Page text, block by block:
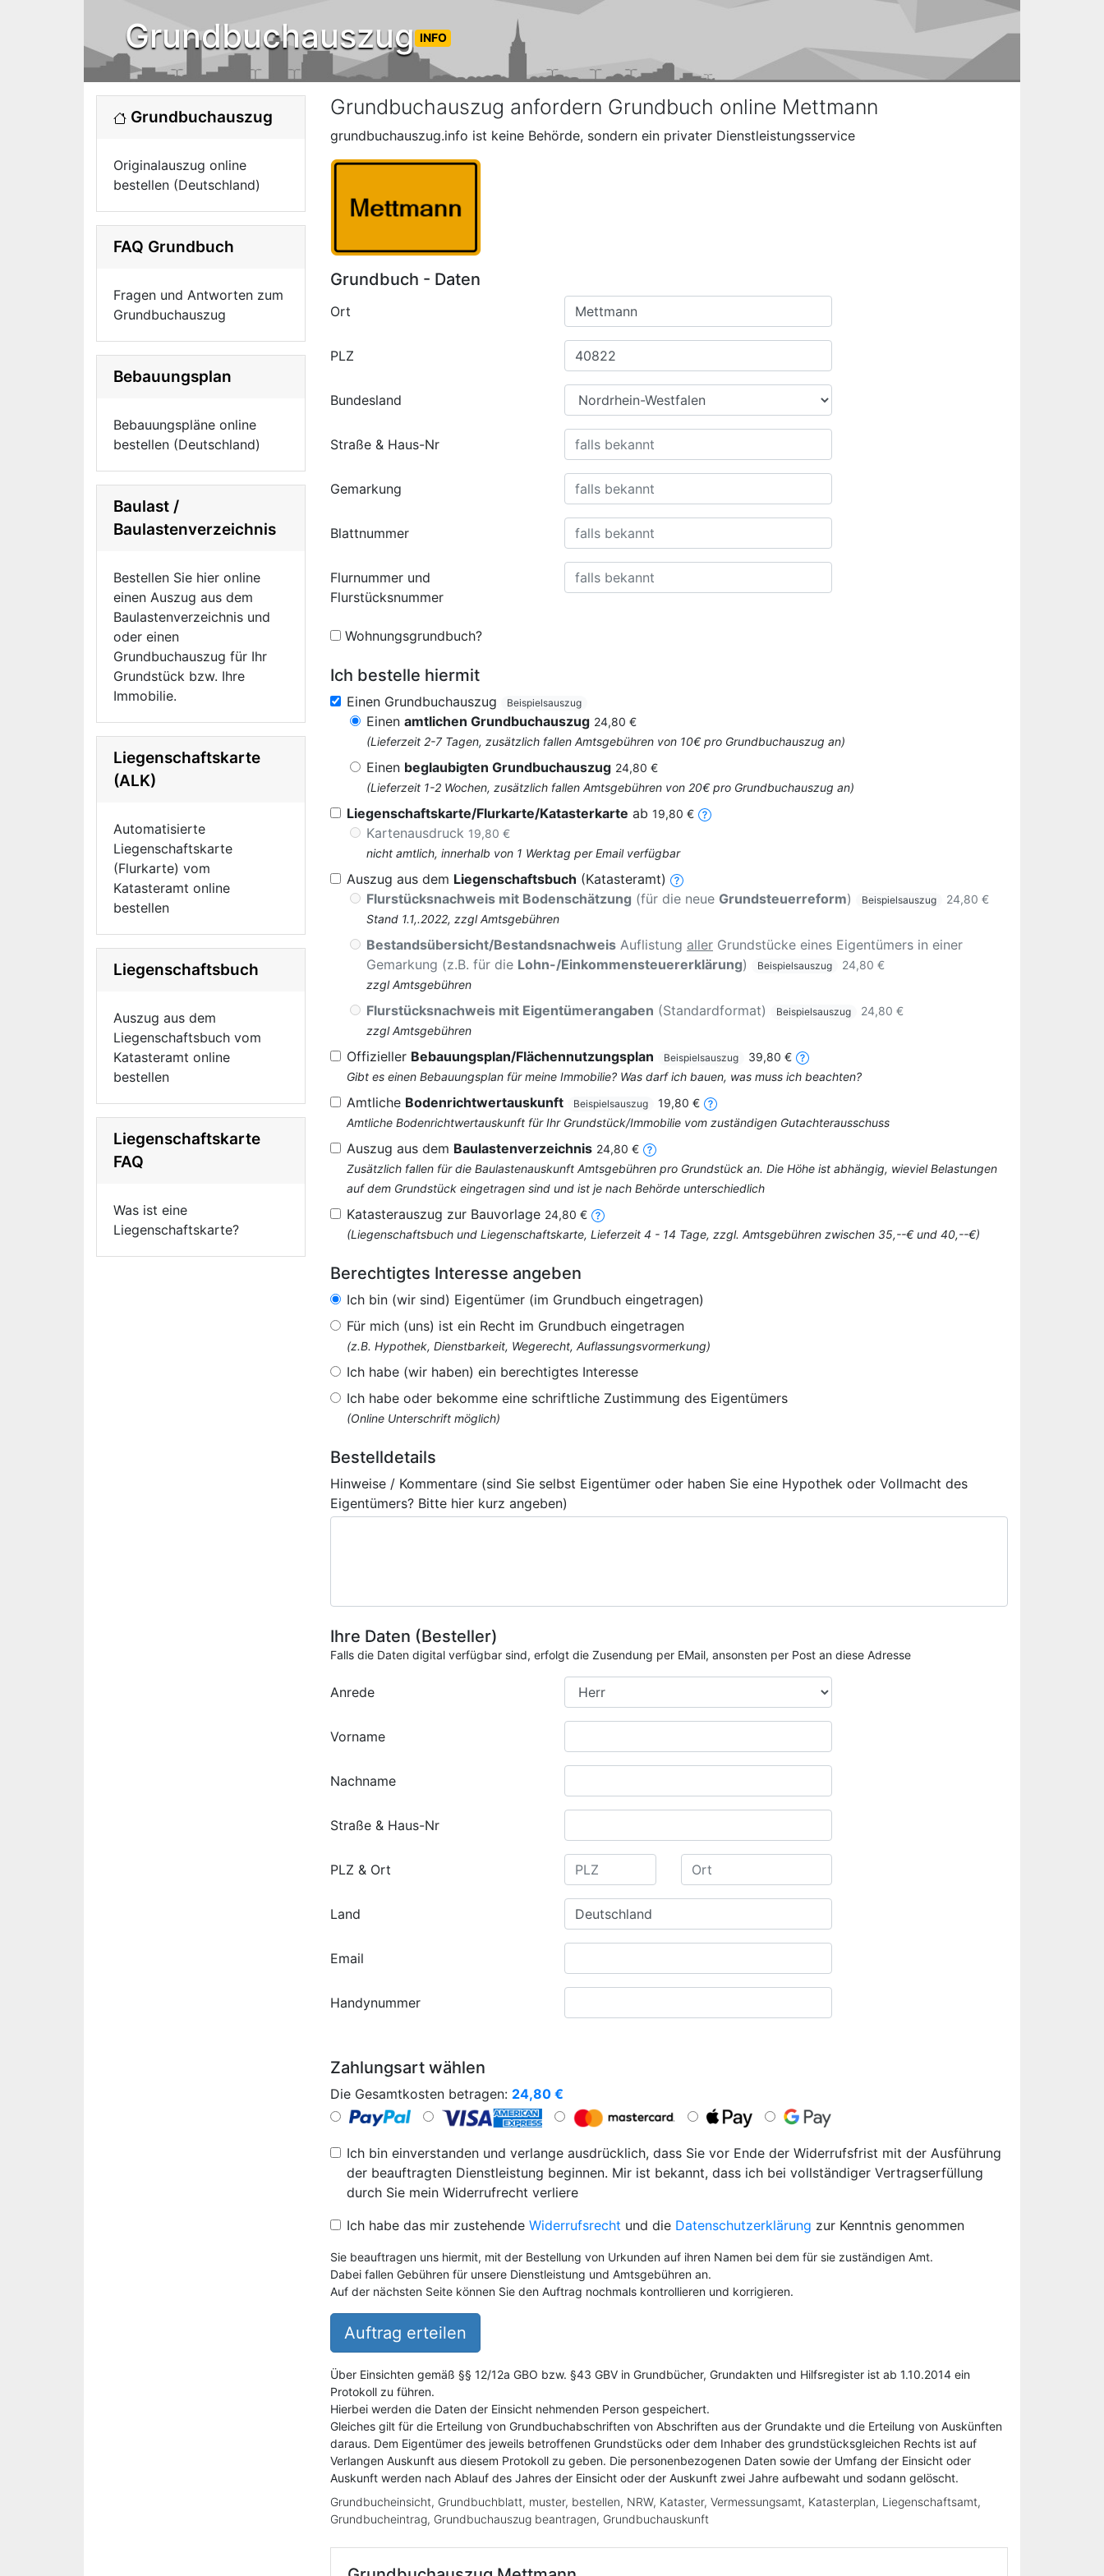
Grundbuchauszug INFO
Grundbuchauszug
Originalauszug online
bestellen (Deutschland)
FAQ Grundbuch
Fragen und Antworten zum
Grundbuchauszug
Bebauungsplan
Bebauungspläne online
bestellen (Deutschland)
Baulast /
Baulastenverzeichnis
Bestellen Sie hier online
einen Auszug aus dem
Baulastenverzeichnis und
oder einen
Grundbuchauszug für Ihr
Grundstück bzw. Ihre
Immobilie.
Liegenschaftskarte
(ALK)
Automatisierte
Liegenschaftskarte
(Flurkarte) vom
Katasteramt online
bestellen
Liegenschaftsbuch
Auszug aus dem
Liegenschaftsbuch vom
Katasteramt online
bestellen
Liegenschaftskarte
FAQ
Was ist eine
Liegenschaftskarte?
Grundbuchauszug anfordern Grundbuch online Mettmann
grundbuchauszug.info ist keine Behörde, sondern ein privater Dienstleistungsservice
Grundbuch - Daten
Ort
PLZ
Bundesland
Straße & Haus-Nr
Gemarkung
Blattnummer
Flurnummer und
Flurstücksnummer
Wohnungsgrundbuch?
Ich bestelle hiermit
Einen Grundbuchauszug Beispielsauszug
Einen amtlichen Grundbuchauszug 24,80 €
(Lieferzeit 2-7 Tagen, zusätzlich fallen Amtsgebühren von 10€ pro Grundbuchauszug an)
Einen beglaubigten Grundbuchauszug 24,80 €
(Lieferzeit 1-2 Wochen, zusätzlich fallen Amtsgebühren von 20€ pro Grundbuchauszug an)
Liegenschaftskarte/Flurkarte/Katasterkarte ab 19,80 €
Kartenausdruck 19,80 €
nicht amtlich, innerhalb von 1 Werktag per Email verfügbar
Auszug aus dem Liegenschaftsbuch (Katasteramt)
Flurstücksnachweis mit Bodenschätzung (für die neue Grundsteuerreform) Beispielsauszug
24,80 €
Stand 1.1,.2022, zzgl Amtsgebühren
Bestandsübersicht/Bestandsnachweis Auflistung aller Grundstücke eines Eigentümers in einer
Gemarkung (z.B. für die Lohn-/Einkommensteuererklärung) Beispielsauszug
24,80 €
zzgl Amtsgebühren
Flurstücksnachweis mit Eigentümerangaben (Standardformat) Beispielsauszug
24,80 €
zzgl Amtsgebühren
Offizieller Bebauungsplan/Flächennutzungsplan Beispielsauszug
39,80 €
Gibt es einen Bebauungsplan für meine Immobilie? Was darf ich bauen, was muss ich beachten?
Amtliche Bodenrichtwertauskunft Beispielsauszug
19,80 €
Amtliche Bodenrichtwertauskunft für Ihr Grundstück/Immobilie vom zuständigen Gutachterausschuss
Auszug aus dem Baulastenverzeichnis 24,80 €
Zusätzlich fallen für die Baulastenauskunft Amtsgebühren pro Grundstück an. Die Höhe ist abhängig, wieviel Belastungen
auf dem Grundstück eingetragen sind und ist je nach Behörde unterschiedlich
Katasterauszug zur Bauvorlage 24,80 €
(Liegenschaftsbuch und Liegenschaftskarte, Lieferzeit 4 - 14 Tage, zzgl. Amtsgebühren zwischen 35,--€ und 40,--€)
Berechtigtes Interesse angeben
Ich bin (wir sind) Eigentümer (im Grundbuch eingetragen)
Für mich (uns) ist ein Recht im Grundbuch eingetragen
(z.B. Hypothek, Dienstbarkeit, Wegerecht, Auflassungsvormerkung)
Ich habe (wir haben) ein berechtigtes Interesse
Ich habe oder bekomme eine schriftliche Zustimmung des Eigentümers
(Online Unterschrift möglich)
Bestelldetails
Hinweise / Kommentare (sind Sie selbst Eigentümer oder haben Sie eine Hypothek oder Vollmacht des
Eigentümers? Bitte hier kurz angeben)
Ihre Daten (Besteller)
Falls die Daten digital verfügbar sind, erfolgt die Zusendung per EMail, ansonsten per Post an diese Adresse
Anrede
Vorname
Nachname
Straße & Haus-Nr
PLZ & Ort
Land
Email
Handynummer
Zahlungsart wählen
Die Gesamtkosten betragen: 24,80 €
Ich bin einverstanden und verlange ausdrücklich, dass Sie vor Ende der Widerrufsfrist mit der Ausführung
der beauftragten Dienstleistung beginnen. Mir ist bekannt, dass ich bei vollständiger Vertragserfüllung
durch Sie mein Widerrufrecht verliere
Ich habe das mir zustehende Widerrufsrecht und die Datenschutzerklärung zur Kenntnis genommen
Sie beauftragen uns hiermit, mit der Bestellung von Urkunden auf ihren Namen bei dem für sie zuständigen Amt.
Dabei fallen Gebühren für unsere Dienstleistung und Amtsgebühren an.
Auf der nächsten Seite können Sie den Auftrag nochmals kontrollieren und korrigieren.
Auftrag erteilen
Über Einsichten gemäß §§ 12/12a GBO bzw. §43 GBV in Grundbücher, Grundakten und Hilfsregister ist ab 1.10.2014 ein
Protokoll zu führen.
Hierbei werden die Daten der Einsicht nehmenden Person gespeichert.
Gleiches gilt für die Erteilung von Grundbuchabschriften von Abschriften aus der Grundakte und die Erteilung von Auskünften
daraus. Dem Eigentümer des jeweils betroffenen Grundstücks oder dem Inhaber des grundstücksgleichen Rechts ist auf
Verlangen Auskunft aus diesem Protokoll zu geben. Die personenbezogenen Daten sowie der Umfang der Einsicht oder
Auskunft werden nach Ablauf des Jahres der Einsicht oder der Auskunft zwei Jahre aufbewaht und sodann gelöscht.
Grundbucheinsicht, Grundbuchblatt, muster, bestellen, NRW, Kataster, Vermessungsamt, Katasterplan, Liegenschaftsamt,
Grundbucheintrag, Grundbuchauszug beantragen, Grundbuchauskunft